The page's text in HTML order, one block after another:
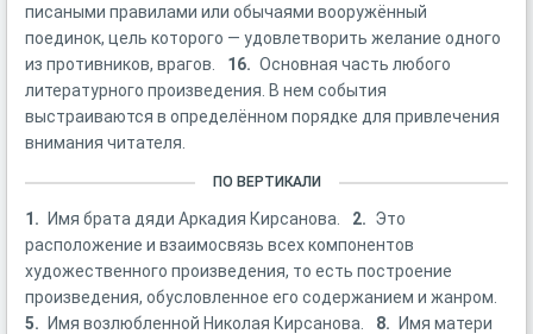
писаными правилами или обычаями вооружённый
поединок, цель которого — удовлетворить желание одного
из противников, врагов.
16. Основная часть любого
литературного произведения. В нем события
выстраиваются в определённом порядке для привлечения
внимания читателя.
ПО ВЕРТИКАЛИ
1. Имя брата дяди Аркадия Кирсанова. 2. Это
расположение и взаимосвязь всех компонентов
художественного произведения, то есть построение
произведения, обусловленное его содержанием и жанром.
5.
Имя возлюбленной Николая Кирсанова. 8.
Имя матери